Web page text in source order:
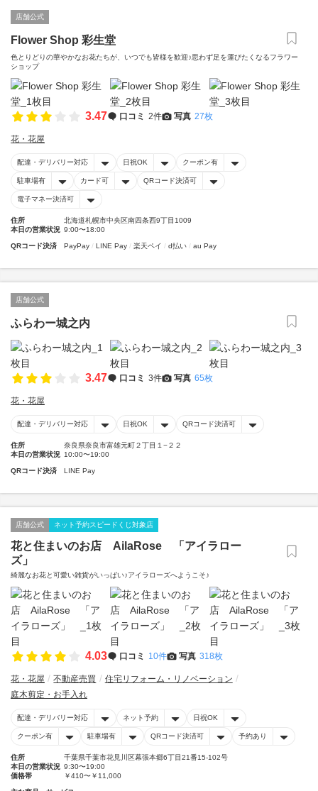
店舗公式
Flower Shop 彩生堂
色とりどりの華やかなお花たちが、いつでも皆様を歓迎♪思わず足を運びたくなるフラワー
ショップ
3.47 口コミ 2件 写真 27枚
花・花屋
配達・デリバリー対応 日祝OK クーポン有
駐車場有 カード可 QRコード決済可
電子マネー決済可
住所
北海道札幌市中央区南四条西9丁目1009
本日の営業状況 9:00〜18:00
QRコード決済 PayPay LINE Pay 楽天ペイ d払い au Pay
店舗公式
ふらわー城之内
3.47 口コミ 3件 写真 65枚
花・花屋
配達・デリバリー対応 日祝OK QRコード決済可
住所
奈良県奈良市富雄元町２丁目１−２２
本日の営業状況 10:00〜19:00
QRコード決済 LINE Pay
店舗公式 ネット予約スピードくじ対象店
花と住まいのお店 AilaRose 「アイラロー
ズ」
綺麗なお花と可愛い雑貨がいっぱい♪アイラローズへようこそ♪
4.03 口コミ 10件 写真 318枚
花・花屋 不動産売買
住宅リフォーム・リノベーション
庭木剪定・お手入れ
配達・デリバリー対応 ネット予約 日祝OK
クーポン有 駐車場有 QRコード決済可 予約あり
住所
千葉県千葉市花見川区幕張本郷6丁目21番15-102号
本日の営業状況 9:30〜19:00
価格帯
￥410〜￥11,000